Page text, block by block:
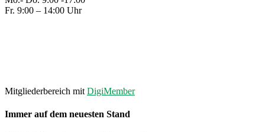
Fr. 9:00 – 14:00 Uhr
Mitgliederbereich mit DigiMember
Immer auf dem neuesten Stand